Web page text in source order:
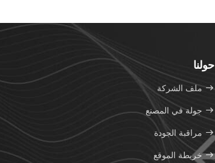
حولنا
ملف الشركة
جولة في المصنع
مراقبة الجودة
خريطة الموقع